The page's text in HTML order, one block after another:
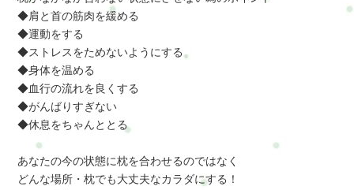
◆肩と首の筋肉を緩める
◆運動をする
◆ストレスをためないようにする
◆身体を温める
◆血行の流れを良くする
◆がんばりすぎない
◆休息をちゃんととる
あなたの今の状態に枕を合わせるのではなく
どんな場所・枕でも大丈夫なカラダにする！